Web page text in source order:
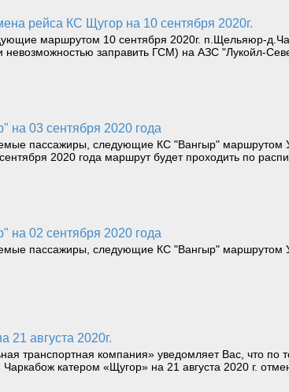
рейса КС Щугор на 10 сентября 2020г.
маршрутом 10 сентября 2020г. п.Щельяюр-
невозможностью заправить ГСМ) на АЗС "Лукойл-
на 03 сентября 2020 года
пассажиры, следующие КС "Вангыр" маршрутом
2020 года маршрут будет проходить по
на 02 сентября 2020 года
пассажиры, следующие КС "Вангыр" маршрутом
21 августа 2020г.
транспортная компания» уведомляет Вас, что по
катером «Щугор» на 21 августа 2020 г.